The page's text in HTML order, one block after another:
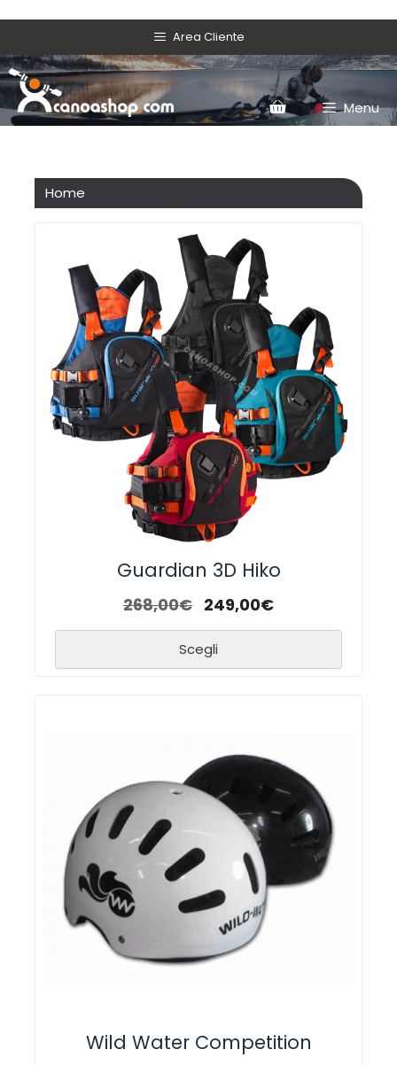
Area Cliente
Menu
Home
Guardian 3D Hiko
268,00€ 249,00€
Scegli
Wild Water Competition